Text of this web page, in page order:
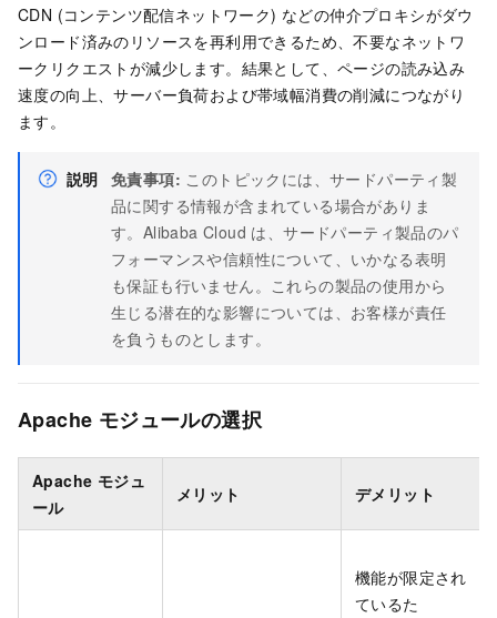
CDN (コンテンツ配信ネットワーク) などの仲介プロキシがダウ
ンロード済みのリソースを再利用できるため、不要なネットワ
ークリクエストが減少します。結果として、ページの読み込み
速度の向上、サーバー負荷および帯域幅消費の削減につながり
ます。
説明 免責事項: このトピックには、サードパーティ製
品に関する情報が含まれている場合がありま
す。Alibaba Cloud は、サードパーティ製品のパ
フォーマンスや信頼性について、いかなる表明
も保証も行いません。これらの製品の使用から
生じる潜在的な影響については、お客様が責任
を負うものとします。
Apache モジュールの選択
Apache モジュ
ール
メリット デメリット
機能が限定され
ているた